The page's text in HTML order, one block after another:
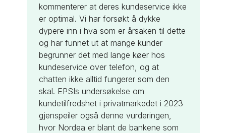
kommenterer at deres kundeservice ikke
er optimal. Vi har forsøkt å dykke
dypere inn i hva som er årsaken til dette
og har funnet ut at mange kunder
begrunner det med lange køer hos
kundeservice over telefon, og at
chatten ikke alltid fungerer som den
skal. EPSIs undersøkelse om
kundetilfredshet i privatmarkedet i 2023
gjenspeiler også denne vurderingen,
hvor Nordea er blant de bankene som